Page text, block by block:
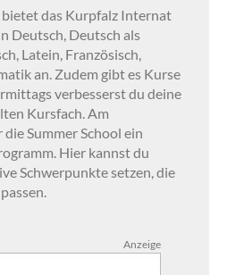
das Kurpfalz Internat
Deutsch, Deutsch als
Latein, Französisch,
an. Zudem gibt es Kurse
verbesserst du deine
Kursfach. Am
Summer School ein
Hier kannst du
Schwerpunkte setzen, die
Anzeige